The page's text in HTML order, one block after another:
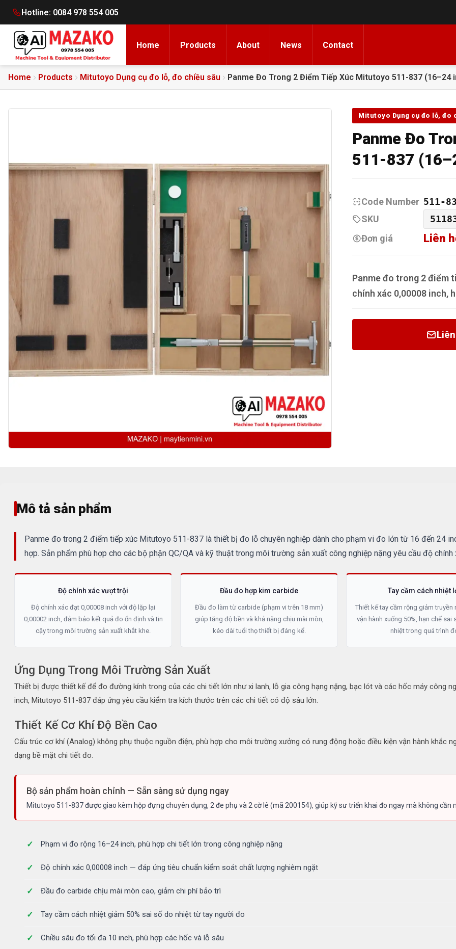
Hotline: 0084 978 554 005
Home Products About News Contact
Home Products Mitutoyo Dụng cụ đo lỗ, đo chiều sâu Panme Đo Trong 2 Điểm Tiếp Xúc Mitutoyo 511-837 (16–24
Mitutoyo Dụng cụ đo lỗ, đo
Panme Đo
511-837
Code Number 511-
SKU
Đơn giá
Liên
Panme đo trong 2 điểm
chính xác 0,00008 inch,
Mô tả sản phẩm
Panme đo trong 2 điểm tiếp xúc Mitutoyo 511-837 là thiết bị đo lỗ chuyên nghiệp dành cho phạm vi đo lớn từ 16 đến 24
hợp. Sản phẩm phù hợp cho các bộ phận QC/QA và kỹ thuật trong môi trường sản xuất công nghiệp nặng yêu cầu độ chính
Độ chính xác vượt trội
Độ chính xác đạt 0,00008 inch với độ lặp lại
0,00002 inch, đảm bảo kết quả đo ổn định và tin
cậy trong môi trường sản xuất khắt khe.
Đầu đo hợp kim carbide
Đầu đo làm từ carbide (phạm vi trên 18 mm)
giúp tăng độ bền và khả năng chịu mài mòn,
kéo dài tuổi thọ thiết bị đáng kể.
Tay cầm cách nhiệt
Thiết kế tay cầm rộng giảm truyền
vận hành xuống 50%, hạn chế sai
nhiệt trong quá trình
Ứng Dụng Trong Môi Trường Sản Xuất
Thiết bị được thiết kế để đo đường kính trong của các chi tiết lớn như xi lanh, lỗ gia công hạng nặng, bạc lót và các hốc máy công
inch, Mitutoyo 511-837 đáp ứng yêu cầu kiểm tra kích thước trên các chi tiết có độ sâu lớn.
Thiết Kế Cơ Khí Độ Bền Cao
Cấu trúc cơ khí (Analog) không phụ thuộc nguồn điện, phù hợp cho môi trường xưởng có rung động hoặc điều kiện vận hành khắc
dạng bề mặt chi tiết đo.
Bộ sản phẩm hoàn chỉnh — Sẵn sàng sử dụng ngay
Mitutoyo 511-837 được giao kèm hộp đựng chuyên dụng, 2 đe phụ và 2 cờ lê (mã 200154), giúp kỹ sư triển khai đo ngay mà không cần
Phạm vi đo rộng 16–24 inch, phù hợp chi tiết lớn trong công nghiệp nặng
Độ chính xác 0,00008 inch — đáp ứng tiêu chuẩn kiểm soát chất lượng nghiêm ngặt
Đầu đo carbide chịu mài mòn cao, giảm chi phí bảo trì
Tay cầm cách nhiệt giảm 50% sai số do nhiệt từ tay người đo
Chiều sâu đo tối đa 10 inch, phù hợp các hốc và lỗ sâu